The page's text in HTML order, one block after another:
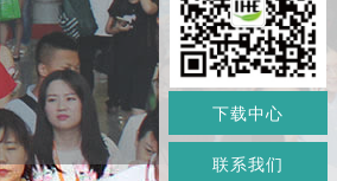
下载中心
联系我们